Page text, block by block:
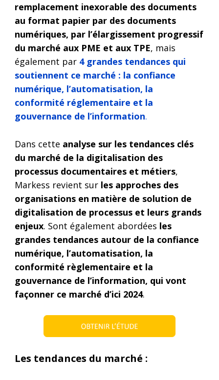
remplacement inexorable des documents
au format papier par des documents
numériques, par l’élargissement progressif
du marché aux PME et aux TPE, mais
également par 4 grandes tendances qui
soutiennent ce marché : la confiance
numérique, l’automatisation, la
conformité réglementaire et la
gouvernance de l’information.​
Dans cette analyse sur les tendances clés
du marché de la digitalisation des
processus documentaires et métiers,
Markess revient sur les approches des
organisations en matière de solution de
digitalisation de processus et leurs grands
enjeux. Sont également abordées les
grandes tendances autour de la confiance
numérique, l’automatisation, la
conformité règlementaire et la
gouvernance de l’information, qui vont
façonner ce marché d’ici 2024.​
Les tendances du marché :